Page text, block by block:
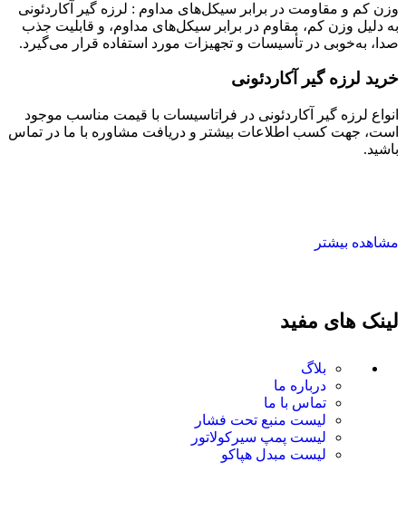
وزن کم و مقاومت در برابر سیکل‌های مداوم : لرزه گیر آکاردئونی
به دلیل وزن کم، مقاوم در برابر سیکل‌های مداوم، و قابلیت جذب
صدا، به‌خوبی در تأسیسات و تجهیزات مورد استفاده قرار می‌گیرد.
خرید لرزه گیر آکاردئونی
انواع لرزه گیر آکاردئونی در فراتاسیسات با قیمت مناسب موجود
است، جهت کسب اطلاعات بیشتر و دریافت مشاوره با ما در تماس
باشید.
مشاهده بیشتر
لینک های مفید
بلاگ
درباره ما
تماس با ما
لیست منبع تحت فشار
لیست پمپ سیرکولاتور
لیست مبدل هپاکو